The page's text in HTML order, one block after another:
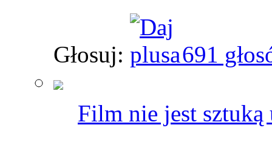
Głosuj: 691
Film nie jest sztuką